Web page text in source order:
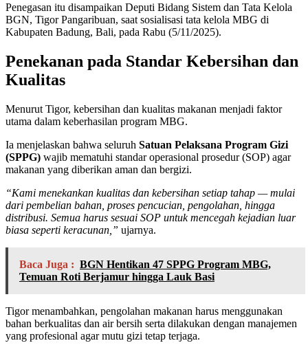
Penegasan itu disampaikan Deputi Bidang Sistem dan Tata Kelola
BGN, Tigor Pangaribuan, saat sosialisasi tata kelola MBG di
Kabupaten Badung, Bali, pada Rabu (5/11/2025).
Penekanan pada Standar Kebersihan dan
Kualitas
Menurut Tigor, kebersihan dan kualitas makanan menjadi faktor
utama dalam keberhasilan program MBG.
Ia menjelaskan bahwa seluruh Satuan Pelaksana Program Gizi
(SPPG) wajib mematuhi standar operasional prosedur (SOP) agar
makanan yang diberikan aman dan bergizi.
“Kami menekankan kualitas dan kebersihan setiap tahap — mulai
dari pembelian bahan, proses pencucian, pengolahan, hingga
distribusi. Semua harus sesuai SOP untuk mencegah kejadian luar
biasa seperti keracunan,” ujarnya.
Baca Juga : BGN Hentikan 47 SPPG Program MBG,
Temuan Roti Berjamur hingga Lauk Basi
Tigor menambahkan, pengolahan makanan harus menggunakan
bahan berkualitas dan air bersih serta dilakukan dengan manajemen
yang profesional agar mutu gizi tetap terjaga.